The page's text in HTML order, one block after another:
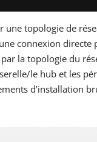
une topologie de
connexion directe
la topologie du
le hub et les
d’installation